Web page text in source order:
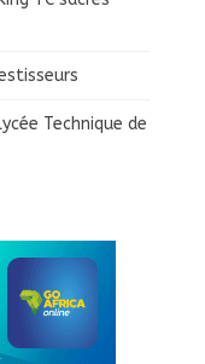
Technique de